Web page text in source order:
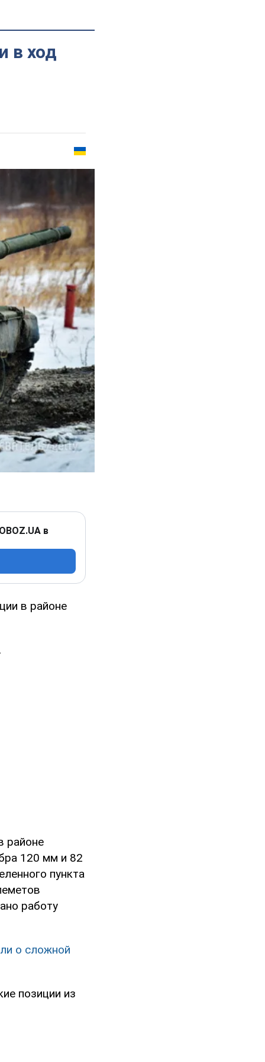
в ход
в
в районе
районе
120 мм и 82
пункта
работу
о сложной
позиции из